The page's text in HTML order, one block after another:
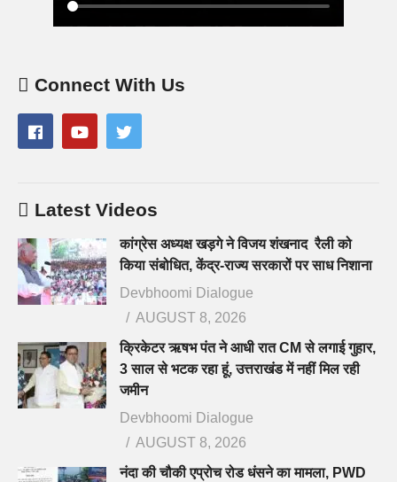
Connect With Us
Latest Videos
कांग्रेस अध्यक्ष खड़गे ने विजय शंखनाद रैली को
किया संबोधित, केंद्र-राज्य सरकारों पर साध निशाना
Devbhoomi Dialogue
AUGUST 8, 2026
क्रिकेटर ऋषभ पंत ने आधी रात CM से लगाई गुहार,
3 साल से भटक रहा हूं, उत्तराखंड में नहीं मिल रही
जमीन
Devbhoomi Dialogue
AUGUST 8, 2026
नंदा की चौकी एप्रोच रोड धंसने का मामला, PWD